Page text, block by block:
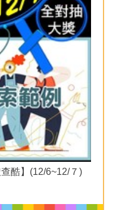
酷】(12/6~12/７)